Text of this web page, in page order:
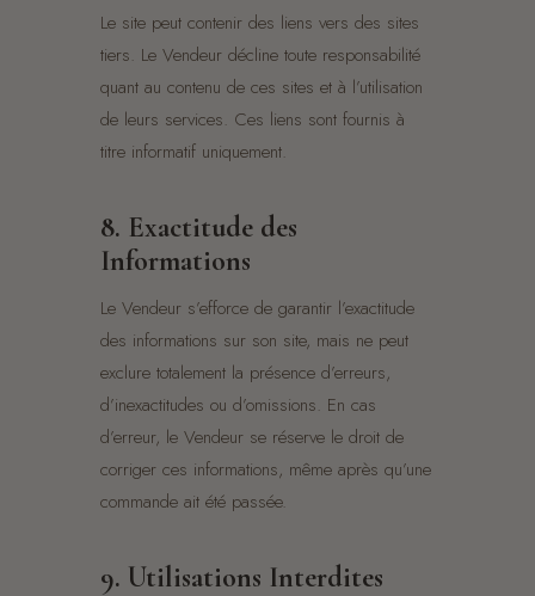
Le site peut contenir des liens vers des sites
tiers. Le Vendeur décline toute responsabilité
quant au contenu de ces sites et à l’utilisation
de leurs services. Ces liens sont fournis à
titre informatif uniquement.
8. Exactitude des
Informations
Le Vendeur s’efforce de garantir l’exactitude
des informations sur son site, mais ne peut
exclure totalement la présence d’erreurs,
d’inexactitudes ou d’omissions. En cas
d’erreur, le Vendeur se réserve le droit de
corriger ces informations, même après qu’une
commande ait été passée.
9. Utilisations Interdites